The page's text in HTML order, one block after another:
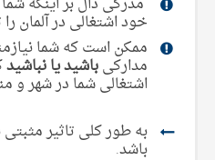
خود اشتغالی در آلمان
ممکن است که شما
مدارکیباشید یا نباشید
اشتغالی شما در شهر و
به طور کلی‌ تاثیر مثبتی
باشد.